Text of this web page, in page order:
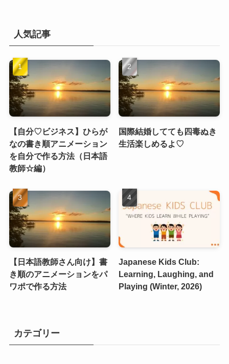
人気記事
【自分♡ビジネス】ひらが
なの書き順アニメーション
を自分で作る方法（日本語
教師☆編）
国際結婚してても四毒ぬき
生活楽しめるよ♡
【日本語教師さん向け】書
き順のアニメーションをパ
ワポで作る方法
Japanese Kids Club:
Learning, Laughing, and
Playing (Winter, 2026)
カテゴリー